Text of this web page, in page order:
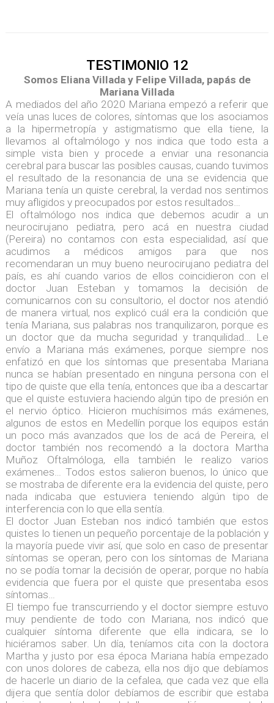
TESTIMONIO 12
Somos Eliana Villada y Felipe Villada, papás de
Mariana Villada
A mediados del año 2020 Mariana empezó a referir que
veía unas luces de colores, síntomas que los asociamos
a la hipermetropía y astigmatismo que ella tiene, la
llevamos al oftalmólogo y nos indica que todo esta a
simple vista bien y procede a enviar una resonancia
cerebral para buscar las posibles causas, cuando tuvimos
el resultado de la resonancia de una se evidencia que
Mariana tenía un quiste cerebral, la verdad nos sentimos
muy afligidos y preocupados por estos resultados…
El oftalmólogo nos indica que debemos acudir a un
neurocirujano pediatra, pero acá en nuestra ciudad
(Pereira) no contamos con esta especialidad, así que
acudimos a médicos amigos para que nos
recomendaran un muy bueno neurocirujano pediatra del
país, es ahí cuando varios de ellos coincidieron con el
doctor Juan Esteban y tomamos la decisión de
comunicarnos con su consultorio, el doctor nos atendió
de manera virtual, nos explicó cuál era la condición que
tenía Mariana, sus palabras nos tranquilizaron, porque es
un doctor que da mucha seguridad y tranquilidad… Le
envío a Mariana más exámenes, porque siempre nos
enfatizó en que los síntomas que presentaba Mariana
nunca se habían presentado en ninguna persona con el
tipo de quiste que ella tenía, entonces que iba a descartar
que el quiste estuviera haciendo algún tipo de presión en
el nervio óptico. Hicieron muchísimos más exámenes,
algunos de estos en Medellín porque los equipos están
un poco más avanzados que los de acá de Pereira, el
doctor también nos recomendó a la doctora Martha
Muñoz Oftalmóloga, ella también le realizo varios
exámenes… Todos estos salieron buenos, lo único que
se mostraba de diferente era la evidencia del quiste, pero
nada indicaba que estuviera teniendo algún tipo de
interferencia con lo que ella sentía.
El doctor Juan Esteban nos indicó también que estos
quistes lo tienen un pequeño porcentaje de la población y
la mayoría puede vivir así, que solo en caso de presentar
síntomas se operan, pero con los síntomas de Mariana
no se podía tomar la decisión de operar, porque no había
evidencia que fuera por el quiste que presentaba esos
síntomas…
El tiempo fue transcurriendo y el doctor siempre estuvo
muy pendiente de todo con Mariana, nos indicó que
cualquier síntoma diferente que ella indicara, se lo
hiciéramos saber. Un día, teníamos cita con la doctora
Martha y justo por esa época Mariana había empezado
con unos dolores de cabeza, ella nos dijo que debíamos
de hacerle un diario de la cefalea, que cada vez que ella
dijera que sentía dolor debíamos de escribir que estaba